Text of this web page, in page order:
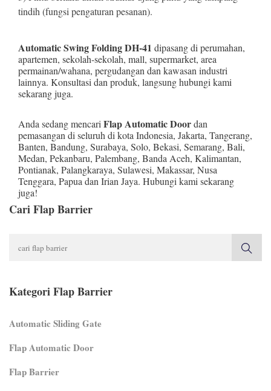
tindih (fungsi pengaturan pesanan).
Automatic Swing Folding DH-41 dipasang di perumahan,
apartemen, sekolah-sekolah, mall, supermarket, area
permainan/wahana, pergudangan dan kawasan industri
lainnya. Konsultasi dan produk, langsung hubungi kami
sekarang juga.
Anda sedang mencari Flap Automatic Doordan
pemasangan di seluruh di kota Indonesia, Jakarta, Tangerang,
Banten, Bandung, Surabaya, Solo, Bekasi, Semarang, Bali,
Medan, Pekanbaru, Palembang, Banda Aceh, Kalimantan,
Pontianak, Palangkaraya, Sulawesi, Makassar, Nusa
Tenggara, Papua dan Irian Jaya. Hubungi kami sekarang
juga!
Cari Flap Barrier
Kategori Flap Barrier
Automatic Sliding Gate
Flap Automatic Door
Flap Barrier